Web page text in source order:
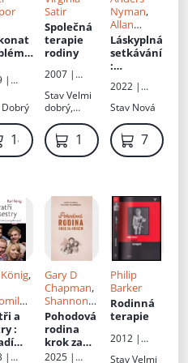
:
těm,
jim
|
Dobrý
149 Kč
Satir
Společná
terapie
rodiny
2007 |
StavVelmi
dobrý,
oděrky 1 099 Kč
Nyman,
Allan
Linnér, Př.
Vendula
Nováková
Láskyplná
setkávání
:
afie
úspěšnéh
2022 |
Stav Nová
79 Kč
,
, Ed.
a
:
|
Gary D
Chapman,
Shannon
Warden,
Př.Lukáš
Tomášek
Zuzana
Pohodová
rodina
krok za
krokem
2025 |
Philip
Barker
Rodinná
terapie
2012 |
StavVelmi